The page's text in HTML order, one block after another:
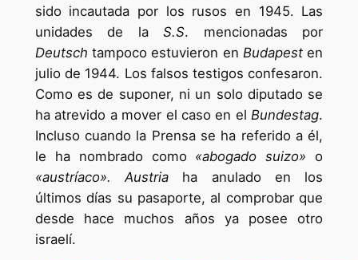
sido incautada por los rusos en 1945. Las
unidades de laS.S. mencionadas por
Deutsch tampoco estuvieron en Budapesten
julio de 1944. Los falsos testigos confesaron.
Como es de suponer, ni un solo diputado se
ha atrevido a mover el caso en elBundestag.
Incluso cuando la Prensa se ha referido a él,
le ha nombrado como «abogado suizo» o
«austríaco». Austria ha anulado en los
últimos días su pasaporte, al comprobar que
desde hace muchos años ya posee otro
israelí.